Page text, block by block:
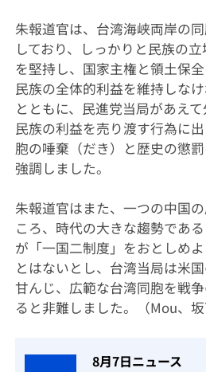
朱報道官は、台湾海峡両岸の
しており、しっかりと民族の
を堅持し、国家主権と領土保
民族の全体的利益を維持しな
とともに、民進党当局があえて
民族の利益を売り渡す行為に
胞の唾棄（だき）と歴史の懲
強調しました。
朱報道官はまた、一つの中国
ころ、時代の大きな趨勢であ
が「一国二制度」をおとしめ
とはないとし、台湾当局は米
甘んじ、広範な台湾同胞を戦
ると非難しました。（Mou、坂
8月7日ニュース